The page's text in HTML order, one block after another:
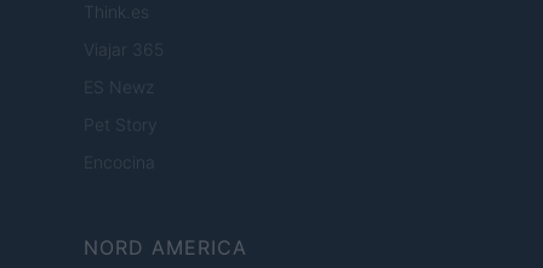
Think.es
Viajar 365
ES Newz
Pet Story
Encocina
NORD AMERICA